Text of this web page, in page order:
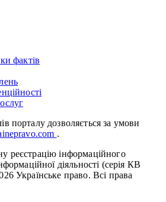
фактів
порталу дозволяється за умови
.
реєстрацію інформаційного
діяльності (серія КВ
Українське право. Всі права